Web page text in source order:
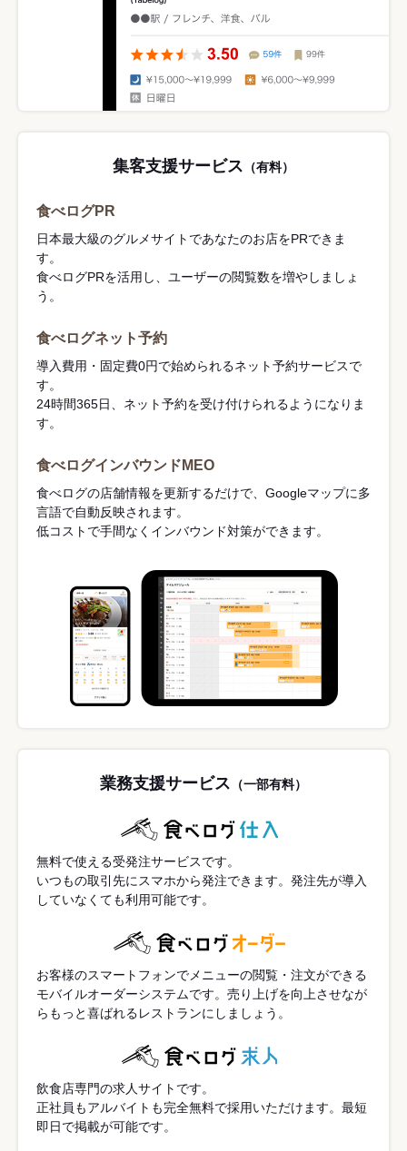
集客支援サービス （有料）
食べログPR
日本最大級のグルメサイトであなたのお店をPRできま
す。
食べログPRを活用し、ユーザーの閲覧数を増やしましょ
う。
食べログネット予約
導入費用・固定費0円で始められるネット予約サービスで
す。
24時間365日、ネット予約を受け付けられるようになりま
す。
食べログインバウンドMEO
食べログの店舗情報を更新するだけで、Googleマップに多
言語で自動反映されます。
低コストで手間なくインバウンド対策ができます。
業務支援サービス （一部有料）
無料で使える受発注サービスです。
いつもの取引先にスマホから発注できます。発注先が導入
していなくても利用可能です。
お客様のスマートフォンでメニューの閲覧・注文ができる
モバイルオーダーシステムです。売り上げを向上させなが
らもっと喜ばれるレストランにしましょう。
飲食店専門の求人サイトです。
正社員もアルバイトも完全無料で採用いただけます。最短
即日で掲載が可能です。